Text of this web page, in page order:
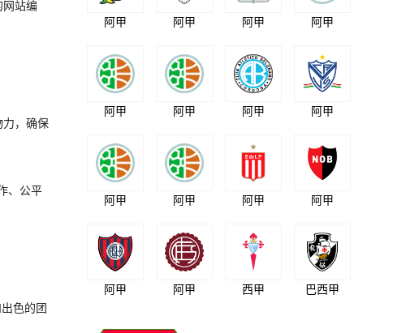
站编
力，确保
、公平
色的团
阿甲 阿甲 阿甲 阿甲
阿甲 阿甲 阿甲 阿甲
阿甲 阿甲 阿甲 阿甲
阿甲 阿甲 西甲 巴西甲